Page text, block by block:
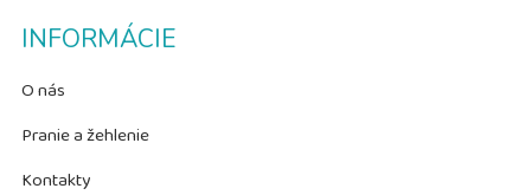
INFORMÁCIE
O nás
Pranie a žehlenie
Kontakty